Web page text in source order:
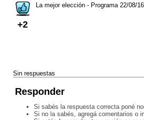
+2
La mejor elección - Programa 22/08/16
Sin respuestas
Responder
Si sabés la respuesta correcta poné
Si no la sabés, agregá comentarios o